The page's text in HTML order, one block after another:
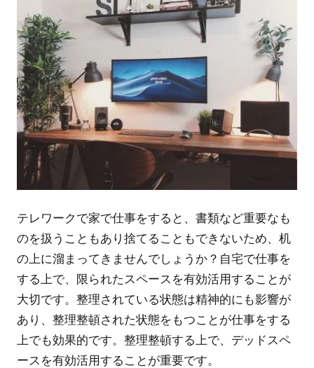
テレワークで家で仕事をすると、書類など重要なも
のを扱うこともあり捨てることもできないため、机
の上に溜まってきませんでしょうか？自宅で仕事を
する上で、限られたスペースを有効活用することが
大切です。整理されている状態は精神的にも影響が
あり、整理整頓された状態をもつことが仕事をする
上でも効果的です。整理整頓する上で、デッドスペ
ースを有効活用することが重要です。